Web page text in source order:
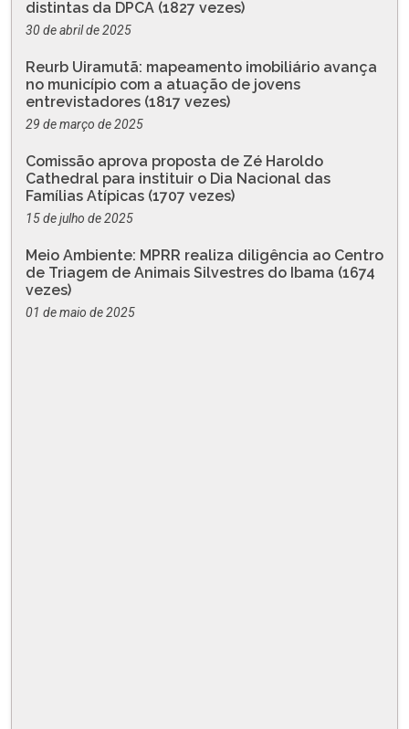
distintas da DPCA (1827 vezes)
30 de abril de 2025
Reurb Uiramutã: mapeamento imobiliário avança
no município com a atuação de jovens
entrevistadores (1817 vezes)
29 de março de 2025
Comissão aprova proposta de Zé Haroldo
Cathedral para instituir o Dia Nacional das
Famílias Atípicas (1707 vezes)
15 de julho de 2025
Meio Ambiente: MPRR realiza diligência ao Centro
de Triagem de Animais Silvestres do Ibama (1674
vezes)
01 de maio de 2025